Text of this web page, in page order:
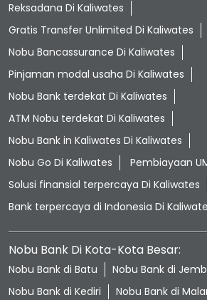
Reksadana Di Kaliwates
Gratis Transfer Unlimited Di Kaliwates
Nobu Bancassurance Di Kaliwates
Pinjaman modal usaha Di Kaliwates
Nobu Bank terdekat Di Kaliwates
ATM Nobu terdekat Di Kaliwates
Nobu Bank in Kaliwates Di Kaliwates
Nobu Go Di Kaliwates
Pembiayaan
Solusi finansial terpercaya Di Kaliwates
Bank terpercaya di Indonesia Di
Nobu Bank Di Kota-Kota Besar:
Nobu Bank di Batu
Nobu Bank di
Nobu Bank di Kediri
Nobu Bank di